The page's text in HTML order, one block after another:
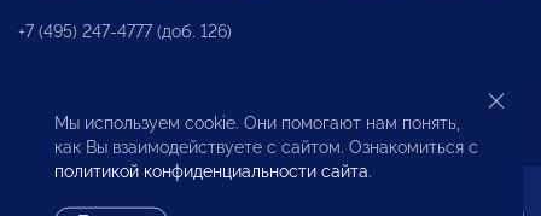
+7 (495) 247-4777 (доб. 126)
Бюро по защите прав предпринимателей и
инвесторов
Мы используем cookie. Они помогают нам понять,
как Вы взаимодействуете с сайтом. Ознакомиться с
политикой конфиденциальности сайта.